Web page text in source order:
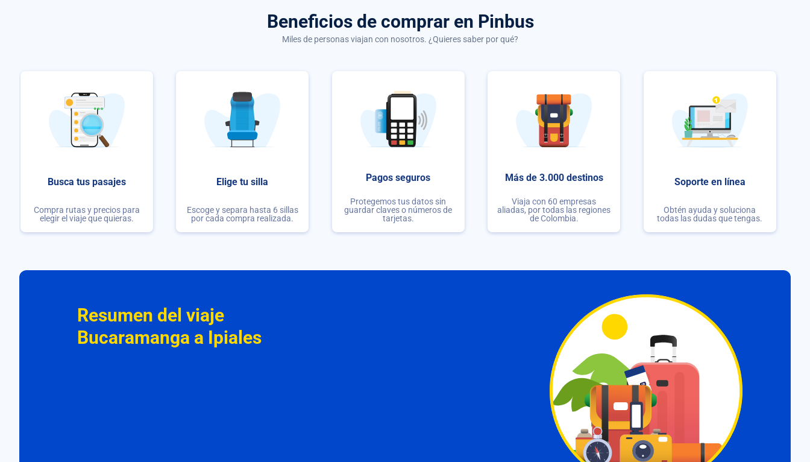
Beneficios de comprar en Pinbus
Miles de personas viajan con nosotros. ¿Quieres saber por qué?
Busca tus pasajes
Compra rutas y precios para
elegir el viaje que quieras.
Elige tu silla
Escoge y separa hasta 6 sillas
por cada compra realizada.
Pagos seguros
Protegemos tus datos sin
guardar claves o números de
tarjetas.
Más de 3.000 destinos
Viaja con 60 empresas
aliadas, por todas las regiones
de Colombia.
Soporte en línea
Obtén ayuda y soluciona
todas las dudas que tengas.
Resumen del viaje
Bucaramanga a Ipiales